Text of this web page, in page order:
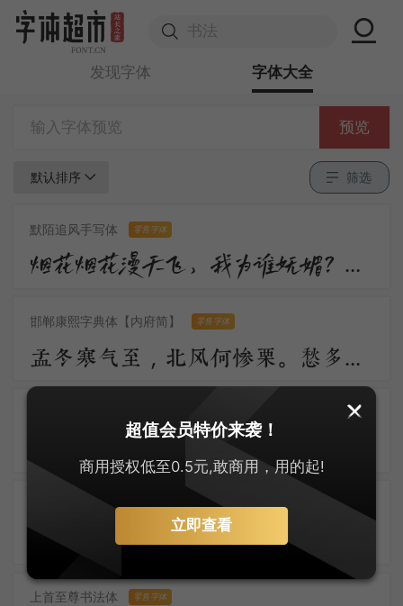
发现字体 字体大全
预览
默认排序 筛选
默陌追风手写体 零售字体
烟花烟花漫天飞，我为谁妩媚？不过是醉眼看花，花也醉。流沙流沙漫天飞，我为谁憔悴？不过是缘来缘散，缘如水。
邯郸康熙字典体【内府简】 零售字体
孟冬寒气至，北风何惨栗。愁多知夜长，仰观众星列。三五明月满，四五蟾兔缺。客从远方来，遗我一书札。上言长相思，下言久离别。置书怀袖中，三岁字不灭。一心抱区区，惧君不识察。
上首至尊书法体 零售字体
超值会员特价来袭！
商用授权低至0.5元,敢商用，用的起!
立即查看